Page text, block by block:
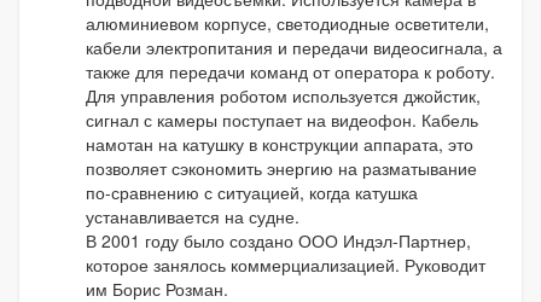
алюминиевом корпусе, светодиодные осветители,
кабели электропитания и передачи видеосигнала, а
также для передачи команд от оператора к роботу.
Для управления роботом используется джойстик,
сигнал с камеры поступает на видеофон. Кабель
намотан на катушку в конструкции аппарата, это
позволяет сэкономить энергию на разматывание
по-сравнению с ситуацией, когда катушка
устанавливается на судне.
В 2001 году было создано ООО Индэл-Партнер,
которое занялось коммерциализацией. Руководит
им Борис Розман.